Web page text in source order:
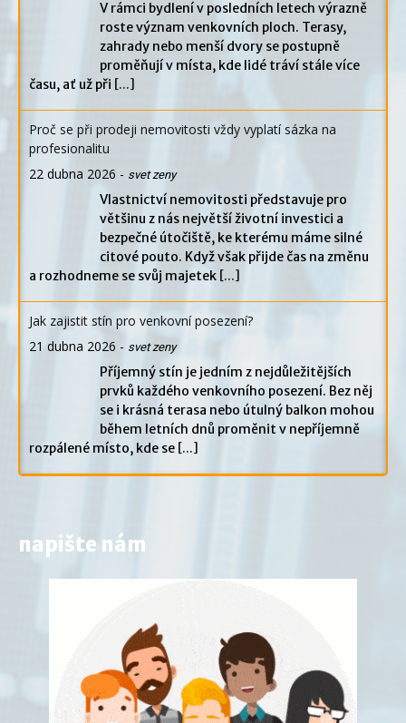
V rámci bydlení v posledních letech výrazně
roste význam venkovních ploch. Terasy,
zahrady nebo menší dvory se postupně
proměňují v místa, kde lidé tráví stále více
času, ať už při [...]
Proč se při prodeji nemovitosti vždy vyplatí sázka na
profesionalitu
22 dubna 2026 - svet zeny
Vlastnictví nemovitosti představuje pro
většinu z nás největší životní investici a
bezpečné útočiště, ke kterému máme silné
citové pouto. Když však přijde čas na změnu
a rozhodneme se svůj majetek [...]
Jak zajistit stín pro venkovní posezení?
21 dubna 2026 - svet zeny
Příjemný stín je jedním z nejdůležitějších
prvků každého venkovního posezení. Bez něj
se i krásná terasa nebo útulný balkon mohou
během letních dnů proměnit v nepříjemně
rozpálené místo, kde se [...]
napište nám